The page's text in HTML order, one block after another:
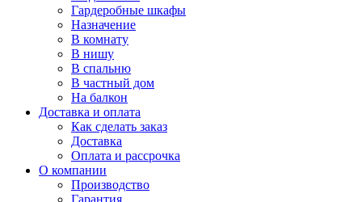
Гардеробные шкафы
Назначение
В комнату
В нишу
В спальню
В частный дом
На балкон
Доставка и оплата
Как сделать заказ
Доставка
Оплата и рассрочка
О компании
Производство
Гарантия